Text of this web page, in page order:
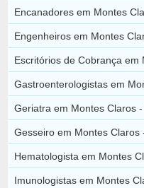
Encanadores em Montes
Engenheiros em Montes
Escritórios de Cobrança em
Gastroenterologistas em
Geriatra em Montes Claros -
Gesseiro em Montes Claros
Hematologista em Montes
Imunologistas em Montes